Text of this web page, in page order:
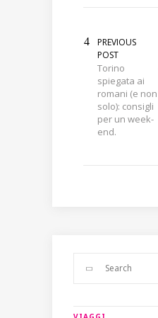
PREVIOUS
POST
Torino
spiegata ai
romani (e non
solo): consigli
per un week-
end.